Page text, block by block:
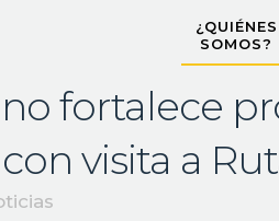
¿QUIÉNES
SOMOS?
fortalece
visita a